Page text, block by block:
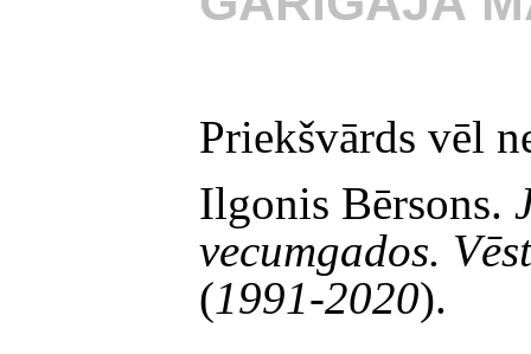
Priekšvārds vēl
Ilgonis Bērsons.
vecumgados.
(1991-2020).